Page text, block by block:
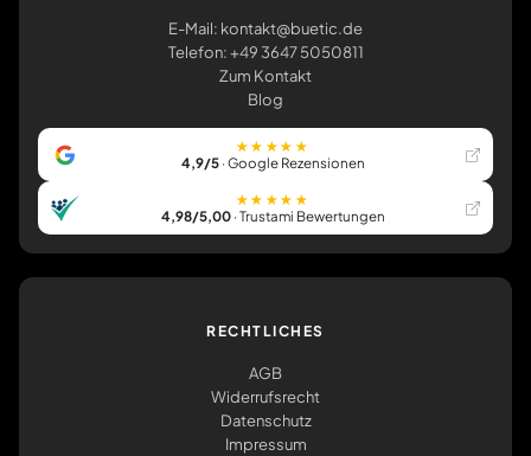
E-Mail: kontakt@buetic.de
Telefon: +49 3647 5050811
Zum Kontakt
Blog
★★★★★
4,9/5· Google Rezensionen
★★★★★
4,98/5,00· Trustami Bewertungen
RECHTLICHES
AGB
Widerrufsrecht
Datenschutz
Impressum